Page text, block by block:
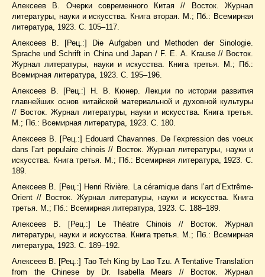
Алексеев В. Очерки современного Китая // Восток. Журнал
литературы, науки и искусства. Книга вторая. М.; Пб.: Всемирная
литература, 1923. С. 105–117.
Алексеев В. [Рец.:] Die Aufgaben und Methoden der Sinologie.
Sprache und Schrift in China und Japan / F. E. A. Krause // Восток.
Журнал литературы, науки и искусства. Книга третья. М.; Пб.:
Всемирная литература, 1923. С. 195–196.
Алексеев В. [Рец.:] Н. В. Кюнер. Лекции по истории развития
главнейших основ китайской материальной и духовной культуры
// Восток. Журнал литературы, науки и искусства. Книга третья.
М.; Пб.: Всемирная литература, 1923. С. 180.
Алексеев В. [Рец.:] Edouard Chavannes. De l’expression des voeux
dans l’art populaire chinоis // Восток. Журнал литературы, науки и
искусства. Книга третья. М.; Пб.: Всемирная литература, 1923. С.
189.
Алексеев В. [Рец.:] Henri Rivière. La céramique dans l’art d’Extrême-
Orient // Восток. Журнал литературы, науки и искусства. Книга
третья. М.; Пб.: Всемирная литература, 1923. С. 188–189.
Алексеев В. [Рец.:] Le Théatre Chinois // Восток. Журнал
литературы, науки и искусства. Книга третья. М.; Пб.: Всемирная
литература, 1923. С. 189–192.
Алексеев В. [Рец.:] Тао Teh King by Lao Tzu. A Tentative Translation
from the Chinese by Dr. Isabella Mears // Восток. Журнал